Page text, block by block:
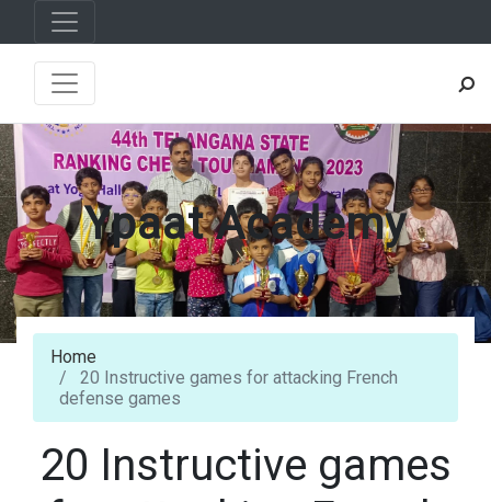
Ypaat Academy
Home
20 Instructive games for attacking French
defense games
20 Instructive games